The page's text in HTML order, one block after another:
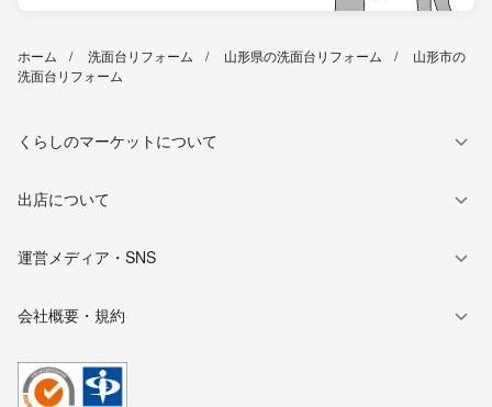
ホーム 洗面台リフォーム 山形県の洗面台リフォーム
山形市の
洗面台リフォーム
くらしのマーケットについて
出店について
運営メディア・SNS
会社概要・規約